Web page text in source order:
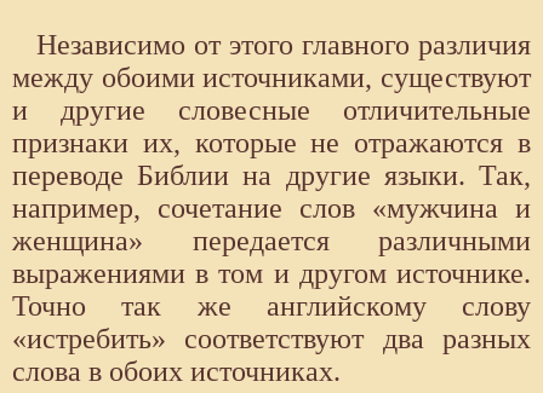
Независимо от этого главного различия
между обоими источниками, существуют
и другие словесные отличительные
признаки их, которые не отражаются в
переводе Библии на другие языки. Так,
например, сочетание слов «мужчина и
женщина» передается различными
выражениями в том и другом источнике.
Точно так же английскому слову
«истребить» соответствуют два разных
слова в обоих источниках.